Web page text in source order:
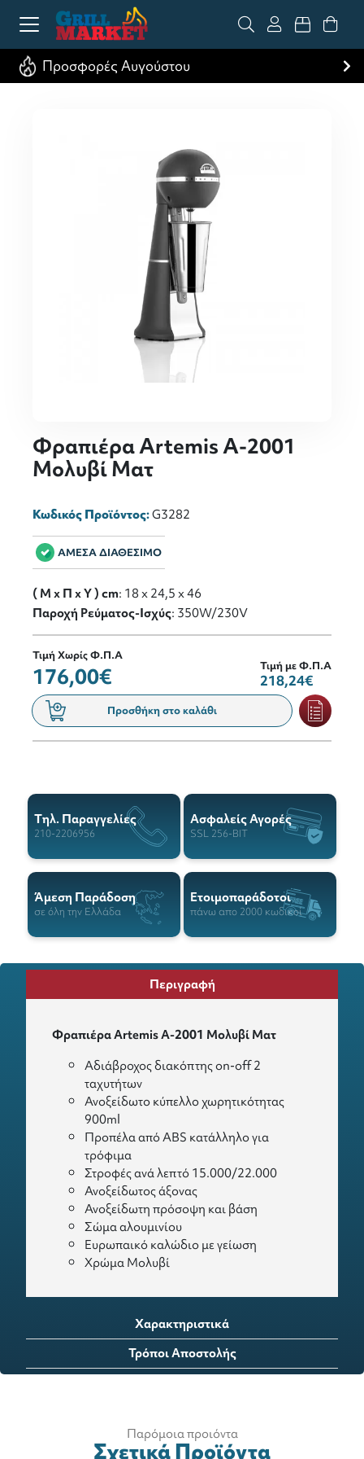
Προσφορές Αυγούστου
Φραπιέρα Artemis A-2001
Μολυβί Ματ
Κωδικός Προϊόντος:G3282
ΑΜΕΣΑ ΔΙΑΘΕΣΙΜΟ
( M x Π x Y ) cm: 18 x 24,5 x 46
Παροχή Ρεύματος-Ισχύς: 350W/230V
Τιμή Χωρίς Φ.Π.Α
176,00€ Τιμή με Φ.Π.Α
218,24€
Προσθήκη στο καλάθι
Tηλ. Παραγγελίες
210-2206956
Ασφαλείς Αγορές
SSL 256-BIT
Άμεση Παράδοση
σε όλη την Ελλάδα
Ετοιμοπαράδοτοι
πάνω απο 2000 κωδικοί
Περιγραφή
Φραπιέρα Artemis A-2001 Μολυβί Ματ
Αδιάβροχος διακόπτης on-off 2
ταχυτήτων
Ανοξείδωτο κύπελλο χωρητικότητας
900ml
Προπέλα από ABS κατάλληλο για
τρόφιμα
Στροφές ανά λεπτό 15.000/22.000
Ανοξείδωτος άξονας
Ανοξείδωτη πρόσοψη και βάση
Σώμα αλουμινίου
Ευρωπαικό καλώδιο με γείωση
Χρώμα Μολυβί
Χαρακτηριστικά
Τρόποι Αποστολής
Παρόμοια προιόντα
Σχετικά Προϊόντα